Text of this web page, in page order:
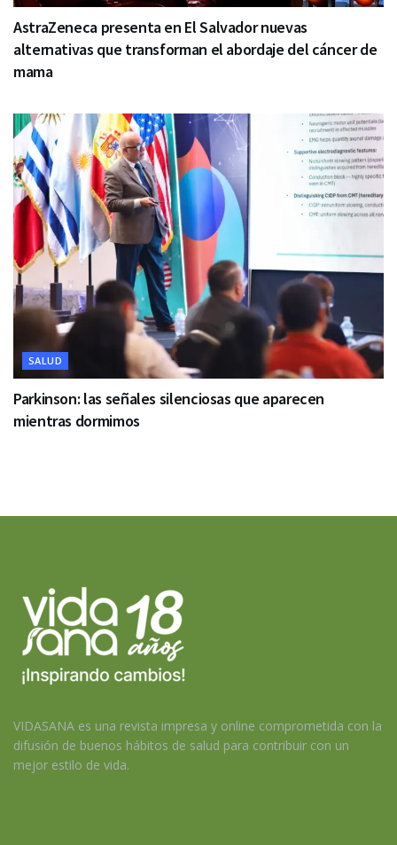
AstraZeneca presenta en El Salvador nuevas
alternativas que transforman el abordaje del cáncer de
mama
SALUD
Parkinson: las señales silenciosas que aparecen
mientras dormimos
VIDASANA es una revista impresa y online comprometida con la
difusión de buenos hábitos de salud para contribuir con un
mejor estilo de vida.